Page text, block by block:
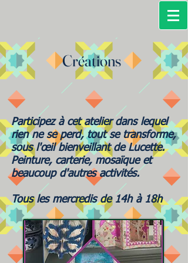
Créations
Participez à cet atelier dans lequel
rien ne se perd, tout se transforme,
sous l'œil bienveillant de Lucette.
Peinture, carterie, mosaïque et
beaucoup d'autres activités.
Tous les mercredis de 14h à 18h